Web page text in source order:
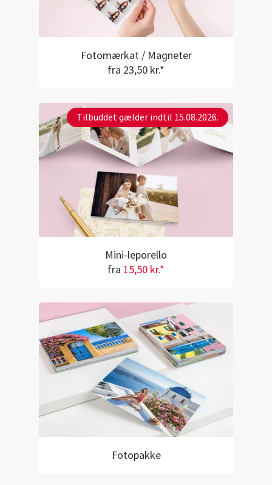
Fotomærkat / Magneter
fra 23,50 kr.*
Tilbuddet gælder indtil 15.08.2026.
Mini-leporello
fra 15,50 kr.*
Fotopakke